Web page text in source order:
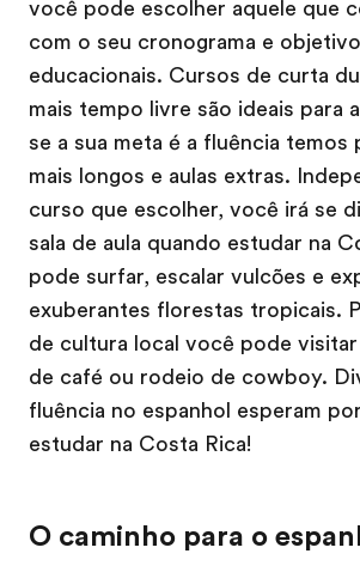
você pode escolher aquele que
com o seu cronograma e
educacionais. Cursos de curta
mais tempo livre são ideais para
se a sua meta é a fluência temos
mais longos e aulas extras.
curso que escolher, você irá se
sala de aula quando estudar na
pode surfar, escalar vulcões e
exuberantes florestas tropicais.
de cultura local você pode
de café ou rodeio de cowboy.
fluência no espanhol esperam
estudar na Costa Rica!
O caminho para o